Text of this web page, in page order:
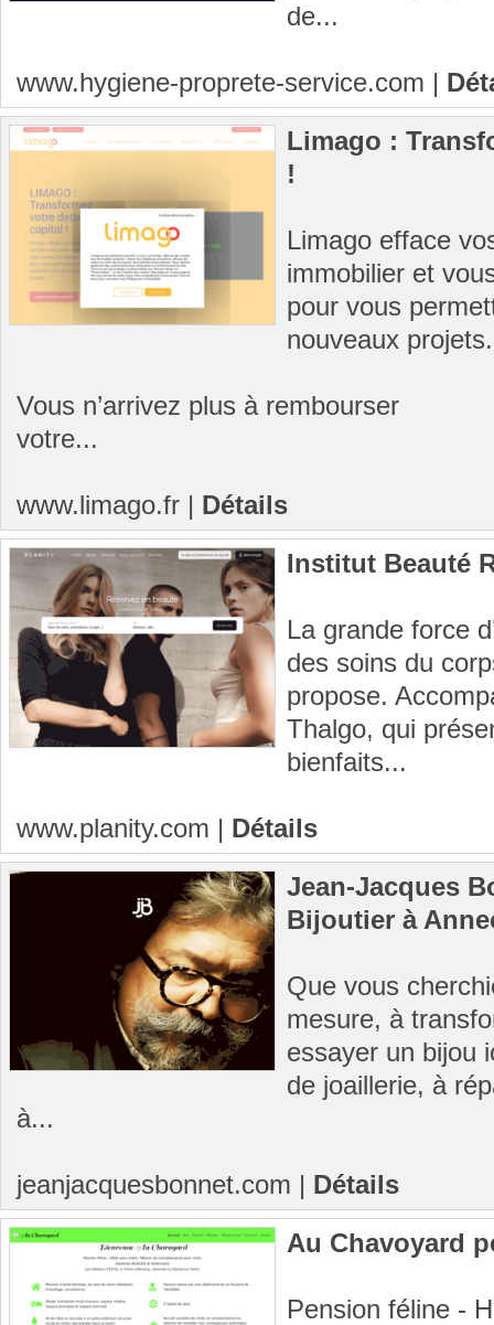
de...
www.hygiene-proprete-service.com |
Limago :
!
Limago efface
immobilier et
pour vous
nouveaux projets.
Vous n’arrivez plus à rembourser
votre...
www.limago.fr | Détails
Institut Beauté
La grande force
des soins du
propose.
Thalgo, qui
bienfaits...
www.planity.com | Détails
Jean-Jacques
Bijoutier à
Que vous
mesure, à
essayer un bijou
de joaillerie, à
à...
jeanjacquesbonnet.com | Détails
Au Chavoyard
Pension féline -